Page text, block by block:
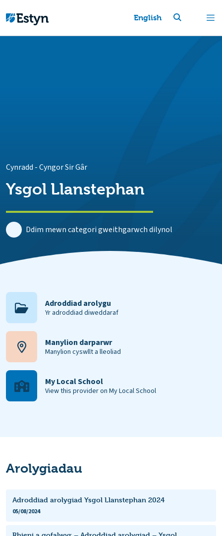
English
Cynradd -Cyngor Sir Gâr
Ysgol Llanstephan
Ddim mewn categori gweithgarwch dilynol
Adroddiad arolygu
Yr adroddiad diweddaraf
Manylion darparwr
Manylion cyswllt a lleoliad
My Local School
View this provider on My Local School
Arolygiadau
Adroddiad arolygiad Ysgol Llanstephan 2024
05/08/2024